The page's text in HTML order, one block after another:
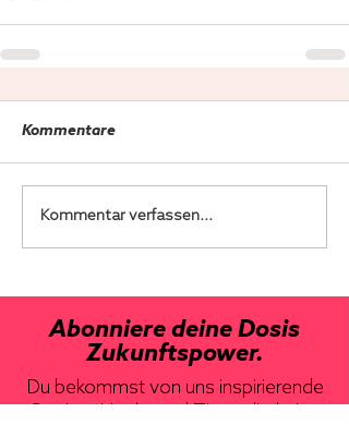
Kommentare
Kommentar verfassen...
Abonniere deine Dosis
Zukunftspower.
Du bekommst von uns inspirierende
Stories, Hacks und Tipps direkt ins